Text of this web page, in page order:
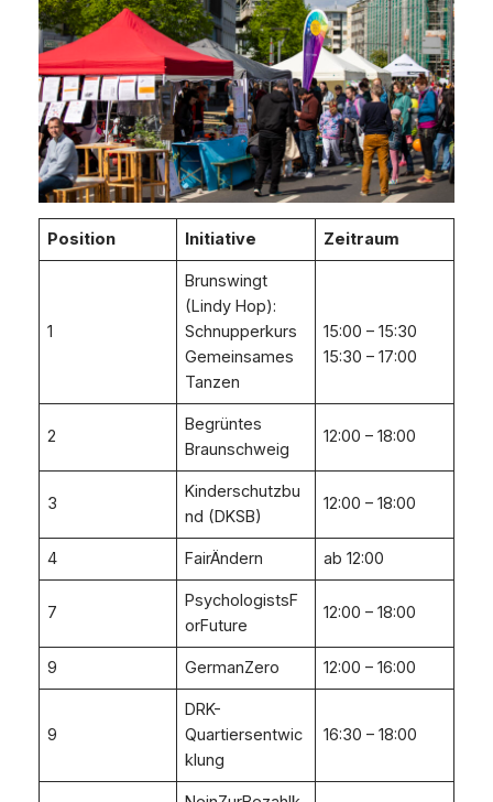
Position Initiative Zeitraum
1
Brunswingt
(Lindy Hop):
Schnupperkurs
Gemeinsames
Tanzen
15:00 – 15:30
15:30 – 17:00
2
Begrüntes
Braunschweig
12:00 – 18:00
3
Kinderschutzbu
nd (DKSB)
12:00 – 18:00
4 FairÄndern ab 12:00
7
PsychologistsF
orFuture
12:00 – 18:00
9 GermanZero 12:00 – 16:00
9
DRK-
Quartiersentwic
klung
16:30 – 18:00